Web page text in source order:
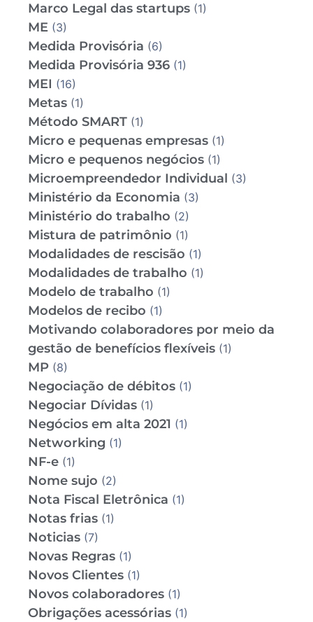
Marco Legal das startups (1)
ME (3)
Medida Provisória (6)
Medida Provisória 936 (1)
MEI (16)
Metas (1)
Método SMART (1)
Micro e pequenas empresas (1)
Micro e pequenos negócios (1)
Microempreendedor Individual (3)
Ministério da Economia (3)
Ministério do trabalho (2)
Mistura de patrimônio (1)
Modalidades de rescisão (1)
Modalidades de trabalho (1)
Modelo de trabalho (1)
Modelos de recibo (1)
Motivando colaboradores por meio da
gestão de benefícios flexíveis (1)
MP (8)
Negociação de débitos (1)
Negociar Dívidas (1)
Negócios em alta 2021 (1)
Networking (1)
NF-e (1)
Nome sujo (2)
Nota Fiscal Eletrônica (1)
Notas frias (1)
Noticias (7)
Novas Regras (1)
Novos Clientes (1)
Novos colaboradores (1)
Obrigações acessórias (1)